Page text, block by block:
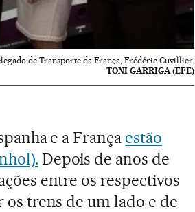
de Transporte da França, Frédéric Cuvillier.
TONI GARRIGA (EFE)
e a França estão
Depois de anos de
entre os respectivos
trens de um lado e de